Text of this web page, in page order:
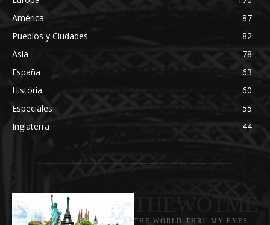
América
87
Pueblos y Ciudades
82
Asia
78
España
63
História
60
Especiales
55
Inglaterra
44
THE WORLD THRU MY EYES